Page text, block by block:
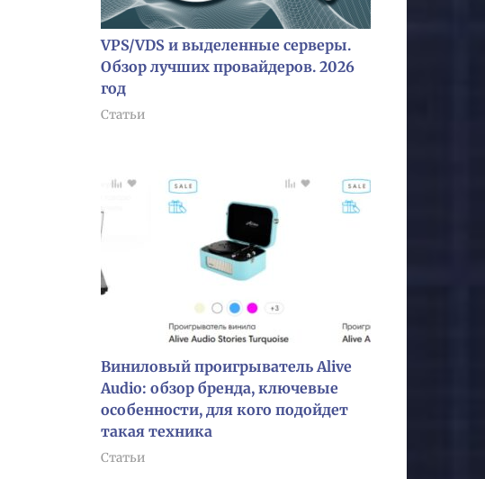
VPS/VDS и выделенные серверы.
Обзор лучших провайдеров. 2026
год
Статьи
Виниловый проигрыватель Alive
Audio: обзор бренда, ключевые
особенности, для кого подойдет
такая техника
Статьи